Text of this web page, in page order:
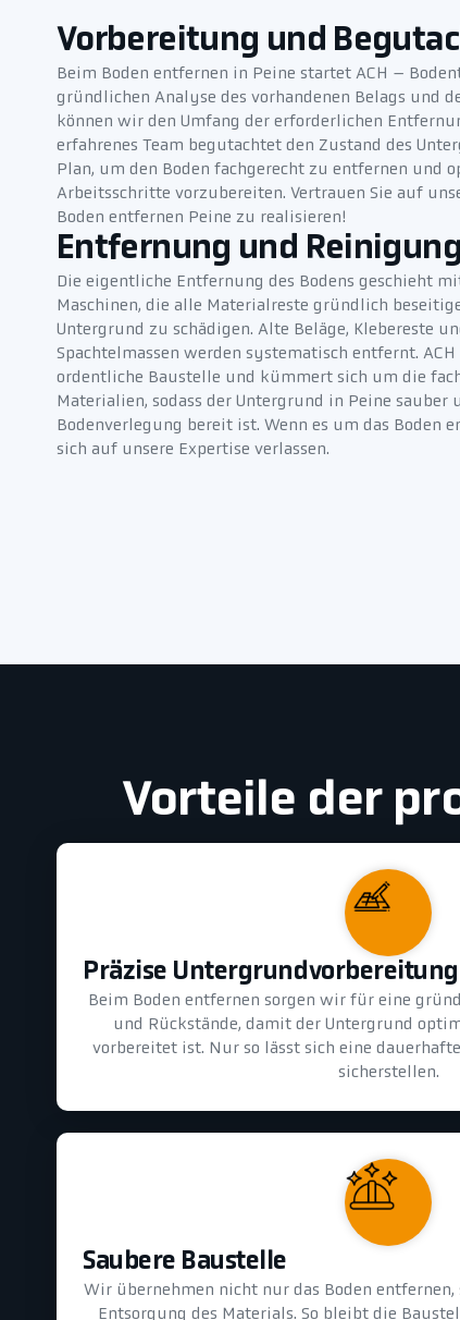
Vorbereitung und
Beim Boden entfernen in Peine startet ACH –
gründlichen Analyse des vorhandenen Belags und
können wir den Umfang der erforderlichen
erfahrenes Team begutachtet den Zustand des
Plan, um den Boden fachgerecht zu entfernen und
Arbeitsschritte vorzubereiten. Vertrauen Sie auf
Boden entfernen Peine zu realisieren!
Entfernung und Reinigung
Die eigentliche Entfernung des Bodens geschieht
Maschinen, die alle Materialreste gründlich
Untergrund zu schädigen. Alte Beläge, Klebereste
Spachtelmassen werden systematisch entfernt.
ordentliche Baustelle und kümmert sich um die
Materialien, sodass der Untergrund in Peine sauber
Bodenverlegung bereit ist. Wenn es um das Boden
sich auf unsere Expertise verlassen.
Vorteile der
Präzise Untergrundvorbereitung
Beim Boden entfernen sorgen wir für eine
und Rückstände, damit der Untergrund
vorbereitet ist. Nur so lässt sich eine
sicherstellen.
Saubere Baustelle
Wir übernehmen nicht nur das Boden entfernen,
Entsorgung des Materials. So bleibt die